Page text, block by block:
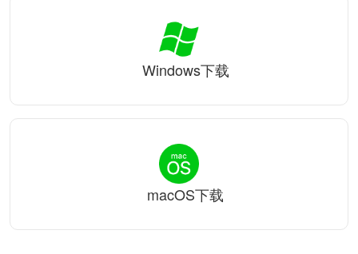
Windows下载
macOS下载